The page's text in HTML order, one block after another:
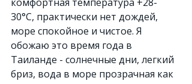
30°C, практически нет дождей,
море спокойное и чистое. Я
обожаю это время года в
Таиланде - солнечные дни, легкий
бриз, вода в море прозрачная как